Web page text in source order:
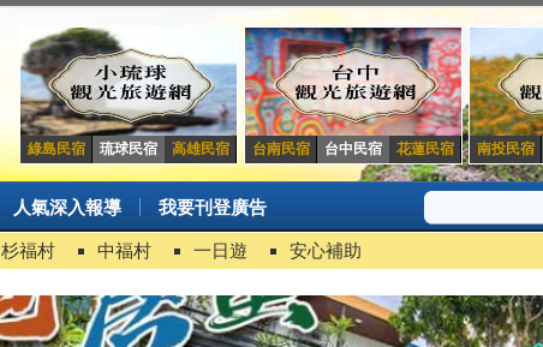
綠島民宿 琉球民宿 高雄民宿 台南民宿 台中民宿 花蓮民宿 南投民宿
人氣深入報導 我要刊登廣告
杉福村 中福村 一日遊 安心補助